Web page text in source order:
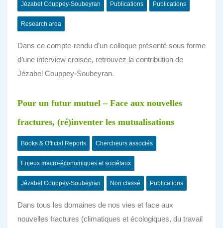
Jézabel Couppey-Soubeyran Publications Publications
Research area
Dans ce compte-rendu d’un colloque présenté sous forme
d’une interview croisée, retrouvez la contribution de
Jézabel Couppey-Soubeyran.
Pour un futur mutuel – Face aux nouvelles
fractures, (ré)inventer les mutualisations
Books & Official Reports Chercheurs associés
Enjeux macro-économiques et sociétaux
Jézabel Couppey-Soubeyran Non classé Publications
Dans tous les domaines de nos vies et face aux
nouvelles fractures (climatiques et écologiques, du travail